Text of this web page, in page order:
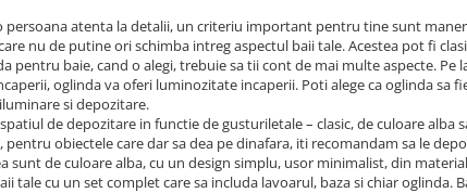
persoana atenta la detalii, un criteriu important pentru tine sunt
nu de putine ori schimba intreg aspectul baii tale. Acestea pot fi
pentru baie, cand o alegi, trebuie sa tii cont de mai multe aspecte.
oglinda va oferi luminozitate incaperii. Poti alege ca oglinda sa
si depozitare.
de depozitare in functie de gusturiletale – clasic, de culoare
pentru obiectele care dar sa dea pe dinafara, iti recomandam sa le
sunt de culoare alba, cu un design simplu, usor minimalist, din
tale cu un set complet care sa includa lavoarul, baza si chiar